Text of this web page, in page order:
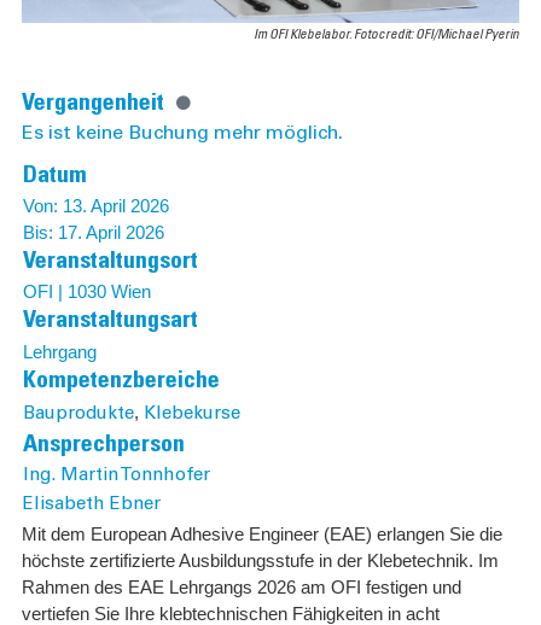
Mit dem European Adhesive Engineer (EAE) erlangen Sie die
höchste zertifizierte Ausbildungsstufe in der Klebetechnik. Im
Rahmen des EAE Lehrgangs 2026 am OFI festigen und
vertiefen Sie Ihre klebtechnischen Fähigkeiten in acht
Im OFI Klebelabor. Fotocredit: OFI/Michael Pyerin
Vergangenheit
Es ist keine Buchung mehr möglich.
Datum
Von: 13. April 2026
Bis: 17. April 2026
Veranstaltungsort
OFI | 1030 Wien
Veranstaltungsart
Lehrgang
Kompetenzbereiche
Bauprodukte, Klebekurse
Ansprechperson
Ing. Martin Tonnhofer
Elisabeth Ebner